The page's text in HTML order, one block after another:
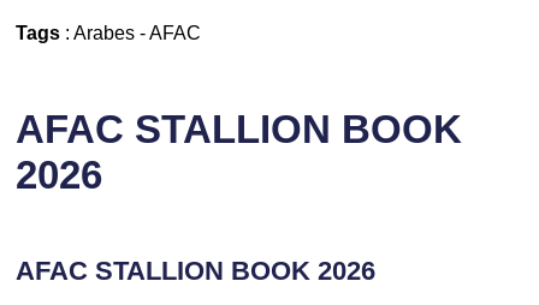
Tags: Arabes-AFAC
AFAC STALLION BOOK
2026
AFAC STALLION BOOK 2026